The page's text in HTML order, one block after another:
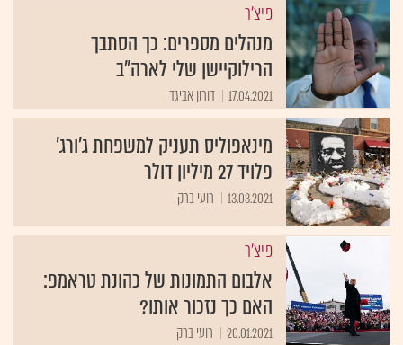
פיצ'ר
מנהלים מספרים: כך הסתבך
הרילוקיישן שלי לארה"ב
17.04.2021 דורון אביגד
מינאפוליס תעניק למשפחת ג'ורג'
פלויד 27 מיליון דולר
13.03.2021 רועי ברק
פיצ'ר
אלבום התמונות של כהונת טראמפ:
האם כך נזכור אותו?
20.01.2021 רועי ברק